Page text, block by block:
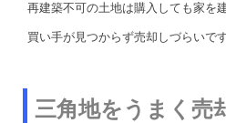
再建築不可の土地は購入しても家を
買い手が見つからず売却しづらいです
三角地をうまく売